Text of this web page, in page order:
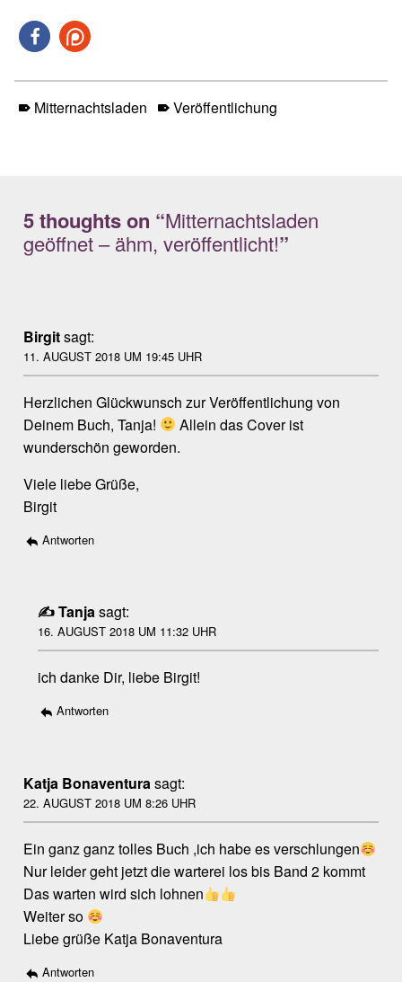
Mitternachtsladen
Veröffentlichung
5 thoughts on “Mitternachtsladen
geöffnet – ähm, veröffentlicht!”
Birgitsagt:
11. AUGUST 2018 UM 19:45 UHR
Herzlichen Glückwunsch zur Veröffentlichung von
Deinem Buch, Tanja!
Allein das Cover ist
wunderschön geworden.
Viele liebe Grüße,
Birgit
Antworten
Tanjasagt:
16. AUGUST 2018 UM 11:32 UHR
ich danke Dir, liebe Birgit!
Antworten
Katja Bonaventurasagt:
22. AUGUST 2018 UM 8:26 UHR
Ein ganz ganz tolles Buch ,ich habe es verschlungen
Nur leider geht jetzt die warterei los bis Band 2 kommt
Das warten wird sich lohnen
Weiter so
Liebe grüße Katja Bonaventura
Antworten